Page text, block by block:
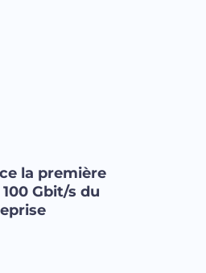
la première
Gbit/s du